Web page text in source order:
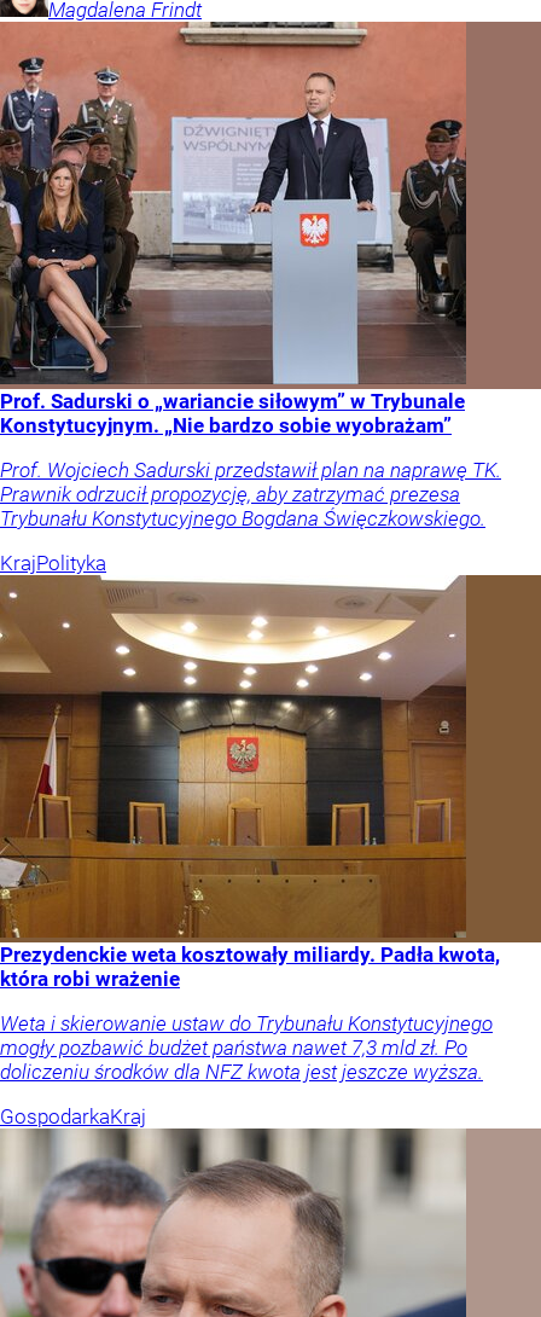
Magdalena Frindt
Prof. Sadurski o „wariancie siłowym” w Trybunale
Konstytucyjnym. „Nie bardzo sobie wyobrażam”
Prof. Wojciech Sadurski przedstawił plan na naprawę TK.
Prawnik odrzucił propozycję, aby zatrzymać prezesa
Trybunału Konstytucyjnego Bogdana Święczkowskiego.
KrajPolityka
Prezydenckie weta kosztowały miliardy. Padła kwota,
która robi wrażenie
Weta i skierowanie ustaw do Trybunału Konstytucyjnego
mogły pozbawić budżet państwa nawet 7,3 mld zł. Po
doliczeniu środków dla NFZ kwota jest jeszcze wyższa.
GospodarkaKraj